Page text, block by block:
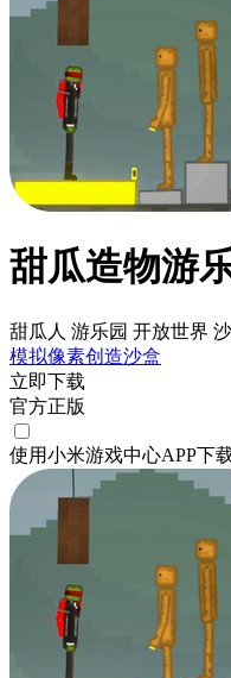
甜瓜造物游
甜瓜人 游乐园 开放世界
模拟像素创造沙盒
立即下载
官方正版
使用小米游戏中心APP下